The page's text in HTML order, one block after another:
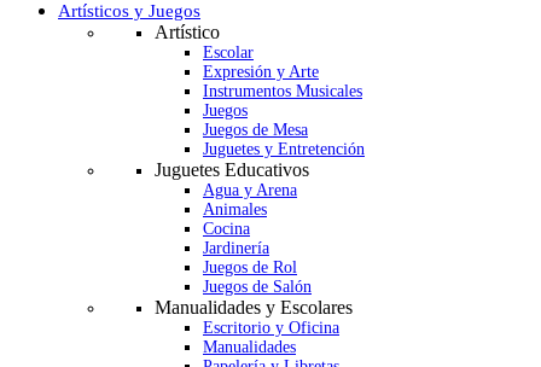
Artísticos y Juegos
Artístico
Escolar
Expresión y Arte
Instrumentos Musicales
Juegos
Juegos de Mesa
Juguetes y Entretención
Juguetes Educativos
Agua y Arena
Animales
Cocina
Jardinería
Juegos de Rol
Juegos de Salón
Manualidades y Escolares
Escritorio y Oficina
Manualidades